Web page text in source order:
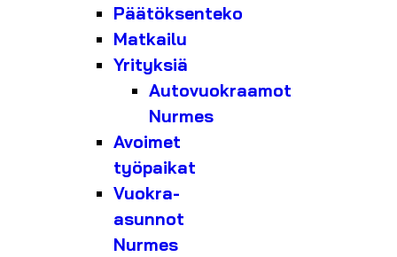
Päätöksenteko
Matkailu
Yrityksiä
Autovuokraamot
Nurmes
Avoimet
työpaikat
Vuokra-
asunnot
Nurmes